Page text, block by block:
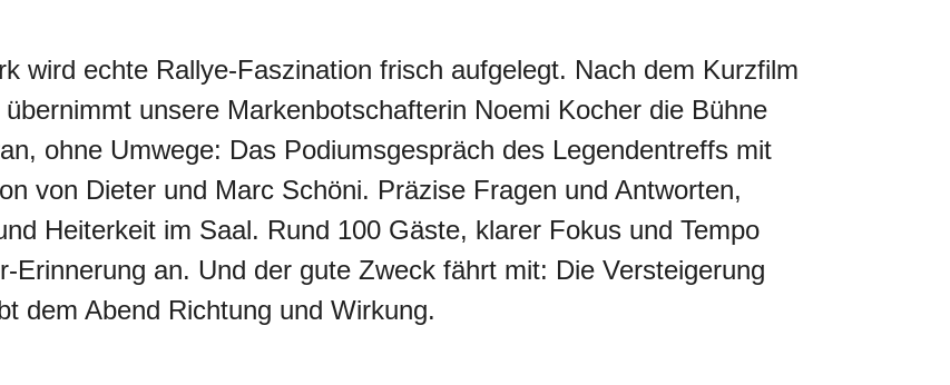
wird echte Rallye-Faszination frisch aufgelegt. Nach dem Kurzfilm
unsere Markenbotschafterin Noemi Kocher die Bühne
ohne Umwege: Das Podiumsgespräch des Legendentreffs mit
von Dieter und Marc Schöni. Präzise Fragen und Antworten,
Heiterkeit im Saal. Rund 100 Gäste, klarer Fokus und Tempo
Erinnerung an. Und der gute Zweck fährt mit: Die Versteigerung
dem Abend Richtung und Wirkung.